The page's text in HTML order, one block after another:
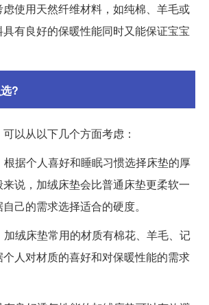
使用天然纤维材料，如纯棉、羊毛或
有良好的保暖性能同时又能保证宝宝
?
以从以下几个方面考虑：
根据个人喜好和睡眠习惯选择床垫的厚
说，加绒床垫会比普通床垫更柔软一
己的需求选择适合的硬度。
绒床垫常用的材质有棉花、羊毛、记
人对材质的喜好和对保暖性能的需求